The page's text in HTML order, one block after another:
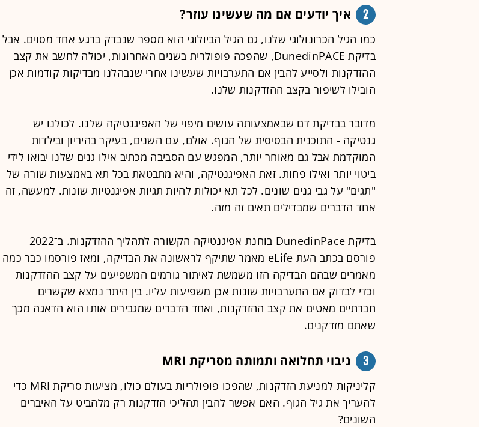
2 איך יודעים אם מה שעשינו עוזר?
כמו הגיל הכרונולוגי שלנו, גם הגיל הביולוגי הוא מספר שנבדק ברגע אחד מסוים. אבל
בדיקת DunedinPACE, שהפכה פופולרית בשנים האחרונות, יכולה לחשב את קצב
ההזדקנות ולסייע להבין אם התערבויות שעשינו אחרי שנבהלנו מבדיקות קודמות אכן
הובילו לשיפור בקצב ההזדקנות שלנו.
מדובר בבדיקת דם שבאמצעותה עושים מיפוי של האפיגנטיקה שלנו. לכולנו יש
גנטיקה - התוכנית הבסיסית של הגוף. אולם, עם השנים, בעיקר בהיריון ובילדות
המוקדמת אבל גם מאוחר יותר, המפגש עם הסביבה מכתיב אילו גנים שלנו יבואו לידי
ביטוי יותר ואילו פחות. זאת האפיגנטיקה, והיא מתבטאת בכל תא באמצעות שורה של
"תגים" על גבי גנים שונים. לכל תא יכולות להיות תגיות אפיגנטיות שונות. למעשה, זה
אחד הדברים שמבדילים תאים זה מזה.
בדיקת DunedinPace בוחנת אפיגנטיקה הקשורה לתהליך ההזדקנות. ב־2022
פורסם בכתב העת eLife מאמר שתיקף לראשונה את הבדיקה, ומאז פורסמו כבר כמה
מאמרים שבהם הבדיקה הזו משמשת לאיתור גורמים המשפיעים על קצב ההזדקנות
וכדי לבדוק אם התערבויות שונות אכן משפיעות עליו. בין היתר נמצא שקשרים
חברתיים מאטים את קצב ההזדקנות, ואחד הדברים שמגבירים אותו הוא הדאגה מכך
שאתם מזדקנים.
3 ניבוי תחלואה ותמותה מסריקת MRI
קליניקות למניעת הזדקנות, שהפכו פופולריות בעולם כולו, מציעות סריקת MRI כדי
להעריך את גיל הגוף. האם אפשר להבין תהליכי הזדקנות רק מלהביט על האיברים
השונים?